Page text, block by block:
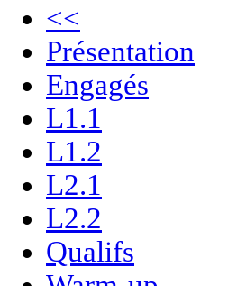
<<
Présentation
Engagés
L1.1
L1.2
L2.1
L2.2
Qualifs